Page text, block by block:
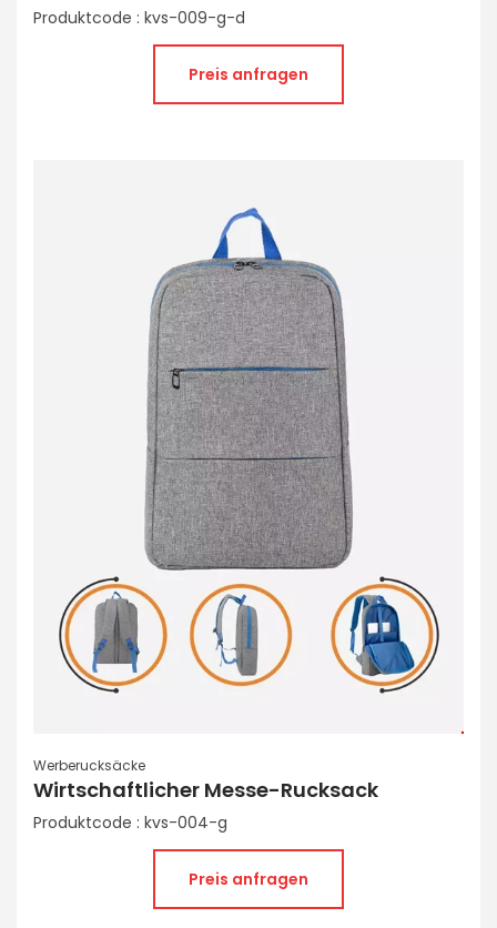
Produktcode : kvs-009-g-d
Preis anfragen
Werberucksäcke
Wirtschaftlicher Messe-Rucksack
Produktcode : kvs-004-g
Preis anfragen